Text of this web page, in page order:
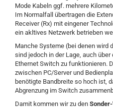
Mode Kabeln ggf. mehrere
Im Normalfall übertragen die
Receiver (Rx) mit eingener
ein akltives Netzwerk betrieben
Manche Systeme (bei denen wird
sind jedoch in der Lage, auch
Ethernet Switch zu funktionieren.
zwischen PC/Server und
benötigte Bandbreite so hoch ist,
Abgrenzung im Switch
Damit kommen wir zu den